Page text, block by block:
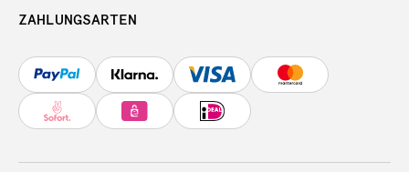
ZAHLUNGSARTEN